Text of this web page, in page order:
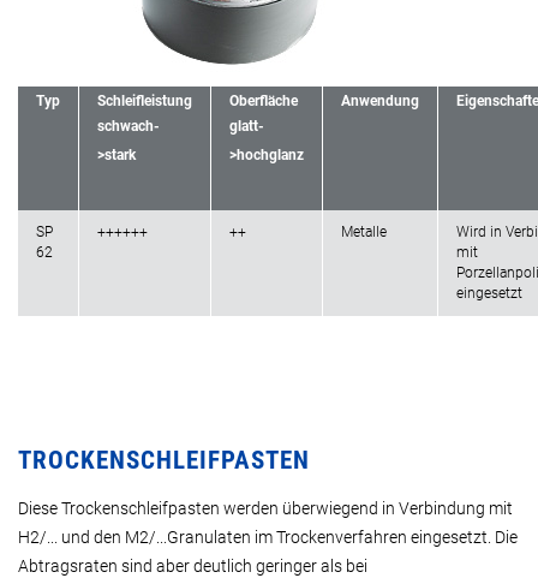
Typ
Schleifleistung
schwach-
>stark
Oberfläche
glatt-
>hochglanz
Anwendung
SP
62
++++++ ++ Metalle
Wird in
mit
eingesetzt
TROCKENSCHLEIFPASTEN
Diese Trockenschleifpasten werden überwiegend in Verbindung mit
H2/... und den M2/...Granulaten im Trockenverfahren eingesetzt. Die
Abtragsraten sind aber deutlich geringer als bei